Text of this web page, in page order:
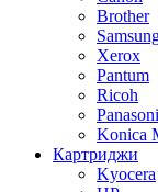
Brother
Xerox
Pantum
Ricoh
Konica
Картриджи
Kyocera